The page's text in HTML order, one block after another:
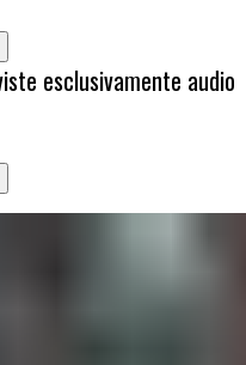
esclusivamente audio